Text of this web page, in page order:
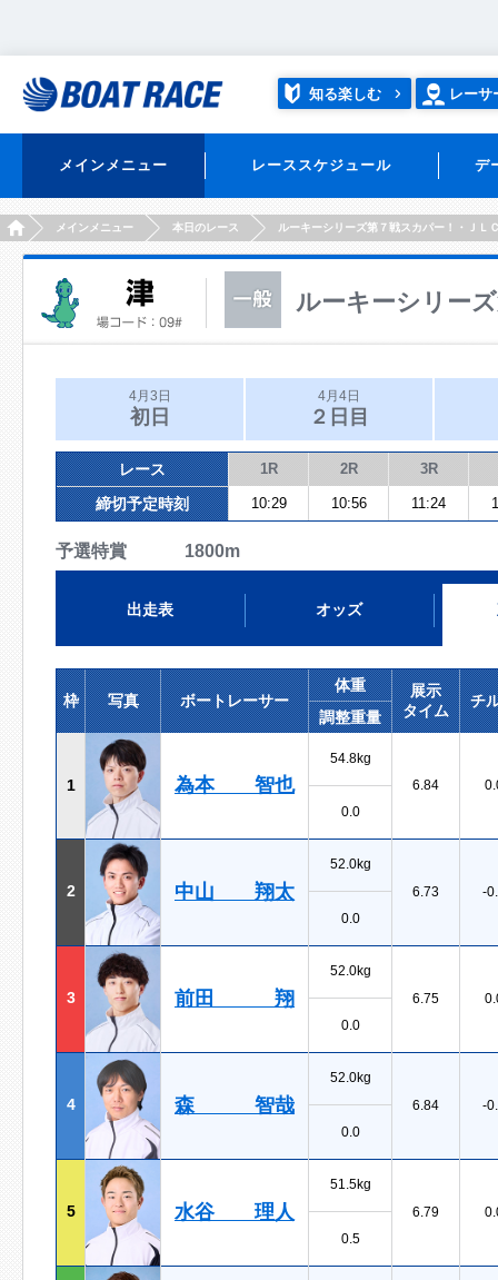
知る楽しむ レーサ
メインメニュー レーススケジュール デ
HOMEメインメニュー 本日のレース ルーキーシリーズ第７戦スカパー！・ＪＬ
ルーキーシリー
4月3日
初日
4月4日
２日目
レース 1R 2R 3R
締切予定時刻 10:29 10:56 11:24
予選特賞 1800m
出走表 オッズ
枠 写真 ボートレーサー
体重
展示
タイム
チ
調整重量
1 為本 智也
54.8kg
6.84
0.0
2 中山 翔太
52.0kg
6.73
-
0.0
3 前田 翔
52.0kg
6.75
0.0
4 森 智哉
52.0kg
6.84
-
0.0
5 水谷 理人
51.5kg
6.79
0.5